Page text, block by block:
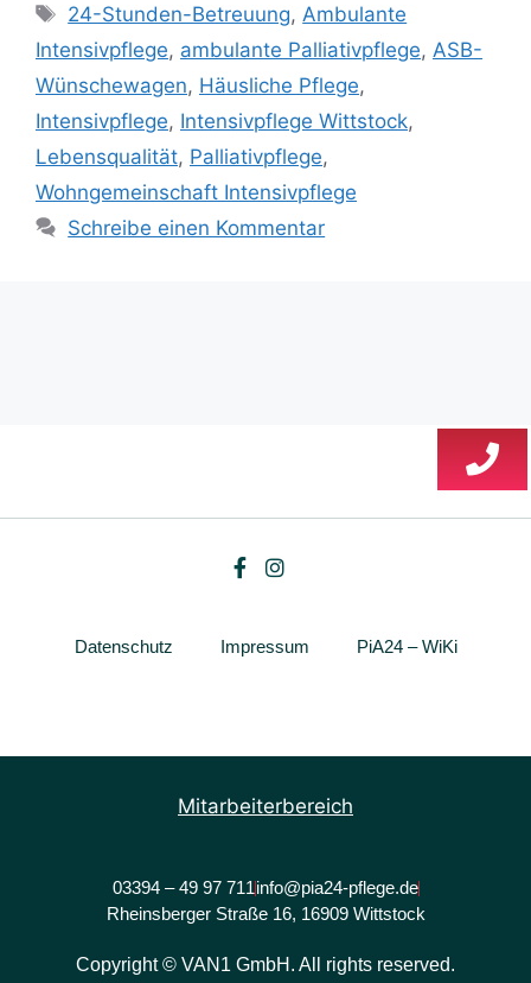
24-Stunden-Betreuung, Ambulante
Intensivpflege, ambulante Palliativpflege, ASB-
Wünschewagen, Häusliche Pflege,
Intensivpflege, Intensivpflege Wittstock,
Lebensqualität, Palliativpflege,
Wohngemeinschaft Intensivpflege
Schreibe einen Kommentar
Datenschutz Impressum PiA24 – WiKi
Copyright © VAN1 GmbH. All rights reserved.
03394 – 49 97 711info@pia24-pflege.de
Rheinsberger Straße 16, 16909 Wittstock
Mitarbeiterbereich